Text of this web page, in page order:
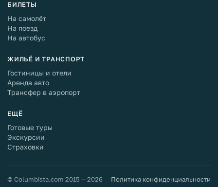
БИЛЕТЫ
На самолёт
На поезд
На автобус
ЖИЛЬЁ И ТРАНСПОРТ
Гостиницы и отели
Аренда авто
Трансфер в аэропорт
ЕЩЁ
Готовые туры
Экскурсии
Страховки
© Columbista.com 2015 — 2026 Политика конфиденциальности